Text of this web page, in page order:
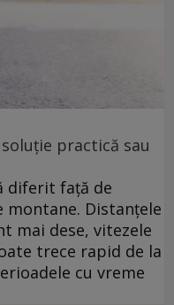
practică sau
diferit față de
Distanțele
mai dese, vitezele
trece rapid de la
cu vreme